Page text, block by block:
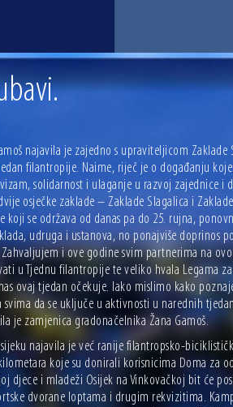
najavila je zajedno s upraviteljicom
filantropije. Naime, riječ je o događanju
solidarnost i ulaganje u razvoj zajednice i
osječke zaklade – Zaklade Slagalica i
se održava od danas pa do 25. rujna,
udruga i ustanova, no ponajviše doprinos
i ove godine svim partnerima na
u Tjednu filantropije te veliko hvala Legama
ovaj tjedan očekuje. Iako mislimo kako
da se uključe u aktivnosti u narednih
je zamjenica gradonačelnika Žana Gamoš.
najavila je već ranije filantropsko-
koje su donirali korisnicima Doma za
djece i mladeži Osijek na Vinkovačkoj bit će
dvorane loptama i drugim rekvizitima.